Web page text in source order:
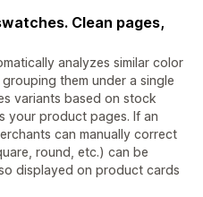
Clean pages,
analyzes similar color
them under a single
variants based on stock
your product pages. If an
can manually correct
round, etc.) can be
displayed on product cards